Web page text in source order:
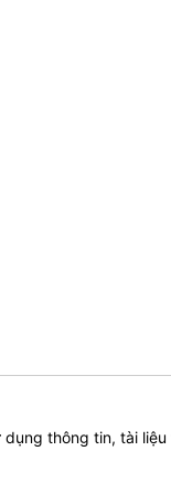
thông tin, tài